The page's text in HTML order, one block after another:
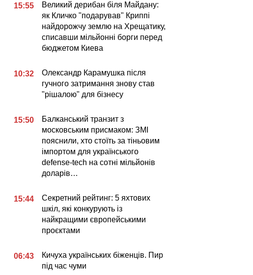
15:55
Великий дерибан біля Майдану:
як Кличко "подарував" Криппі
найдорожчу землю на Хрещатику,
списавши мільйонні борги перед
бюджетом Киева
10:32
Олександр Карамушка після
гучного затримання знову став
"рішалою" для бізнесу
15:50
Балканський транзит з
московським присмаком: ЗМІ
пояснили, хто стоїть за тіньовим
імпортом для українського
defense-tech на сотні мільйонів
доларів…
15:44
Секретний рейтинг: 5 яхтових
шкіл, які конкурують із
найкращими європейськими
проєктами
06:43
Кичуха українських біженців. Пир
під час чуми